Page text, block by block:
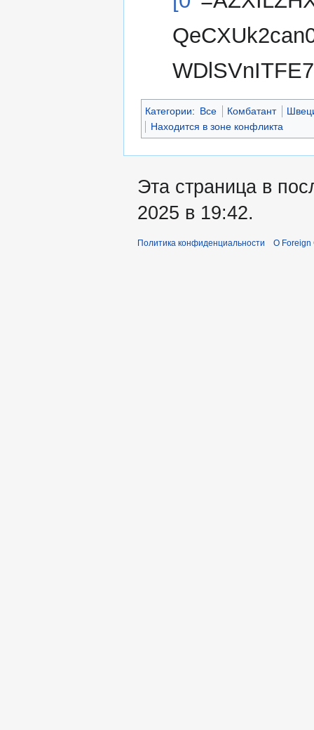
Категории: Все Комбатант
Находится в зоне конфликта
Эта страница в
2025 в 19:42.
Политика конфиденциальности О Foreign